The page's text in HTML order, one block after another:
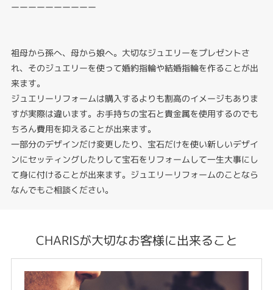
ーーーーーーーーーー
祖母から孫へ、母から娘へ。大切なジュエリーをプレゼントさ
れ、そのジュエリーを使って婚約指輪や結婚指輪を作ることが出
来ます。
ジュエリーリフォームは購入するよりも割高のイメージもありま
すが実際は違います。お手持ちの宝石と貴金属を使用するのでも
ちろん費用を抑えることが出来ます。
一部分のデザインだけ変更したり、宝石だけを使い新しいデザイ
ンにセッティングしたりして宝石をリフォームして一生大事にし
て身に付けることが出来ます。ジュエリーリフォームのことなら
なんでもご相談ください。
CHARISが大切なお客様に出来ること